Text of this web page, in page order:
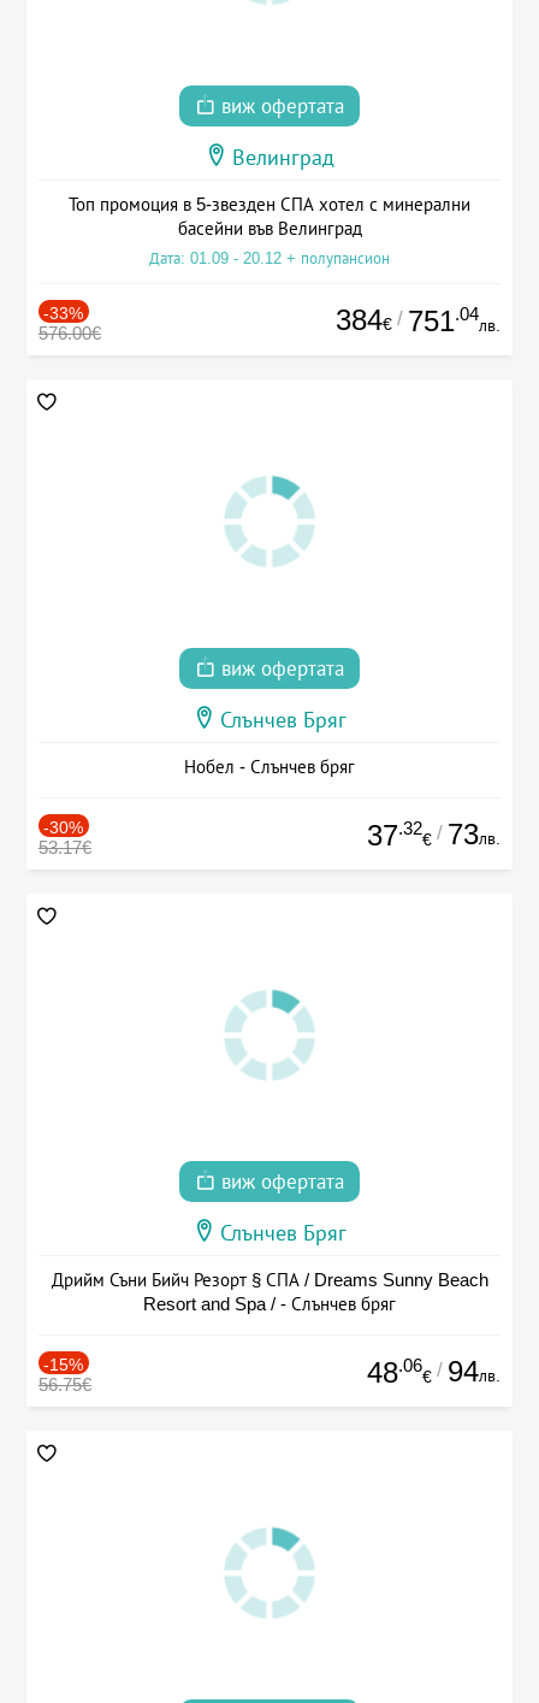
виж офертата
Велинград
Топ промоция в 5-звезден СПА хотел с минерални
басейни във Велинград
Дата: 01.09 - 20.12 + полупансион
-33%
576.00€ 384€ / 751.04
лв.
виж офертата
Слънчев Бряг
Нобел - Слънчев бряг
-30%
53.17€ 37.32
€ / 73лв.
виж офертата
Слънчев Бряг
Дрийм Съни Бийч Резорт § СПА / Dreams Sunny Beach
Resort and Spa / - Слънчев бряг
-15%
56.75€ 48.06
€ / 94лв.